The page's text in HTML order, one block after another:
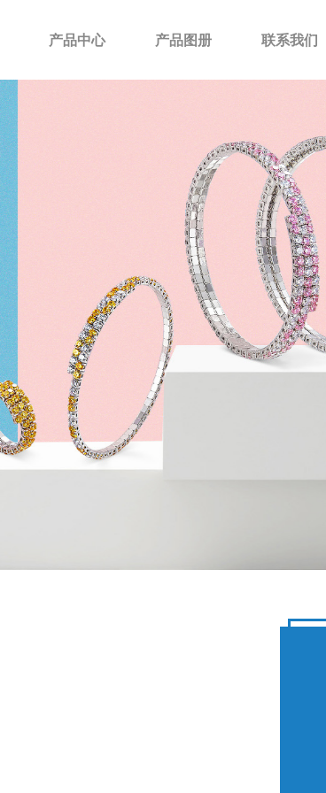
产品中心 产品图册 联系我们